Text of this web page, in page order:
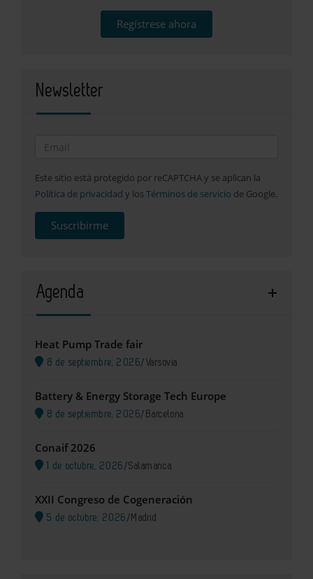
Regístrese ahora
Newsletter
Este sitio está protegido por reCAPTCHA y se aplican la
Política de privacidad y los Términos de servicio de Google.
Suscribirme
Agenda
Heat Pump Trade fair
8 de septiembre, 2026/ Varsovia
Battery & Energy Storage Tech Europe
8 de septiembre, 2026/ Barcelona
Conaif 2026
1 de octubre, 2026 /Salamanca
XXII Congreso de Cogeneración
5 de octubre, 2026 / Madrid